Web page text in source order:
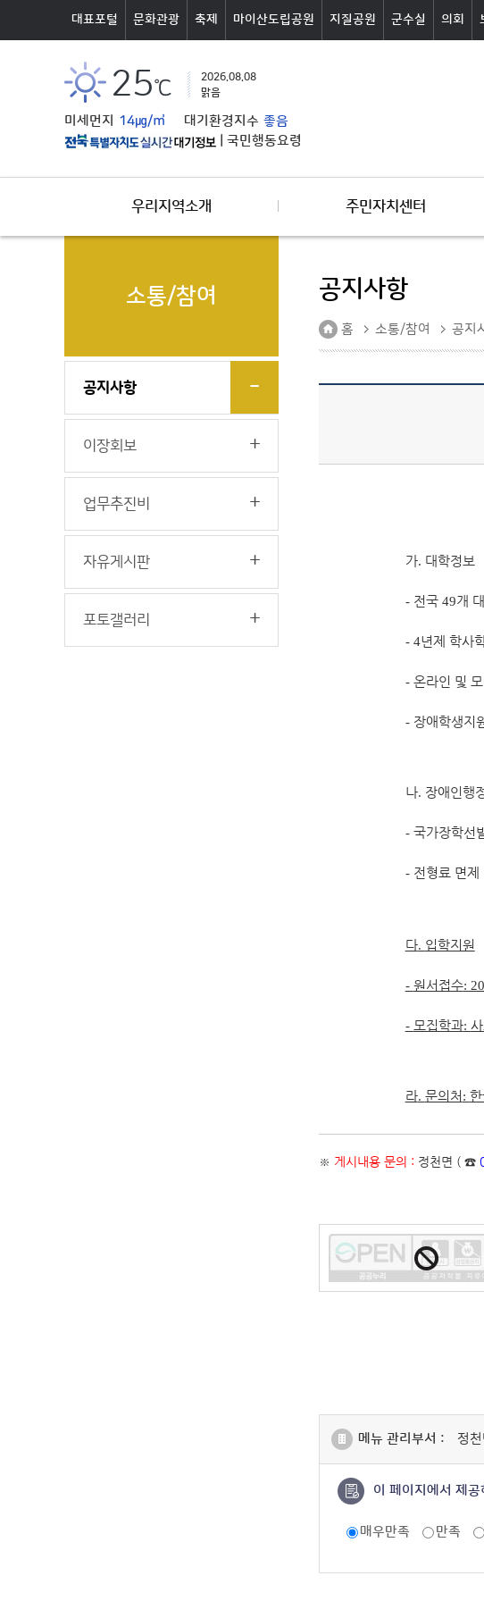
대표포털 문화관광 축제 마이산도립공원 지질공원 군수실 의회
25℃
2026.08.08
맑음
미세먼지 14㎍/㎥ 대기환경지수 좋음
국민행동요령
우리지역소개 주민자치센터
소통/참여
공지사항
이장회보
업무추진비
자유게시판
포토갤러리
공지사항
홈 소통/참여 공지
가. 대학정보
- 전국 49개
- 4년제 학사
- 온라인 및
- 장애학생지
나. 장애인행
- 국가장학선
- 전형료 면제
다. 입학지원
- 원서접수:
- 모집학과:
라. 문의처 :
※ 게시내용 문의 : 정천면 ( ☎
메뉴 관리부서 : 정
이 페이지에서 제
매우만족 만족